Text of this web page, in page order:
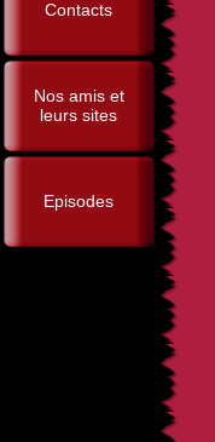
Contacts
Nos amis et
leurs sites
Episodes